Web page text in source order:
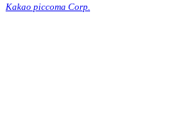
Kakao piccoma Corp.